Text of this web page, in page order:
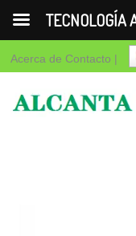
Acerca de Contacto |
TECNOLOGÍA